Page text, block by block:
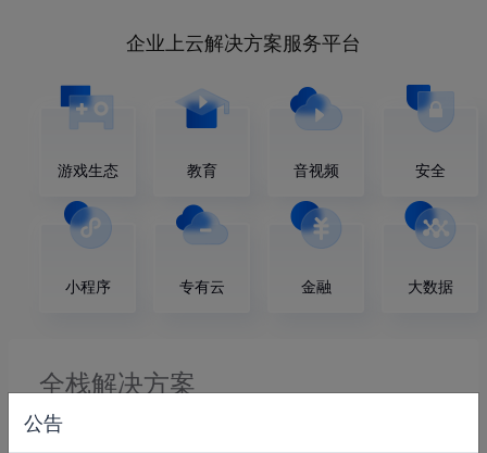
企业上云解决方案服务平台
游戏生态 教育 音视频 安全
小程序 专有云 金融 大数据
全栈解决方案
赋能、创新、转型，提供极致体验的企业上云服务，拥有安
公告